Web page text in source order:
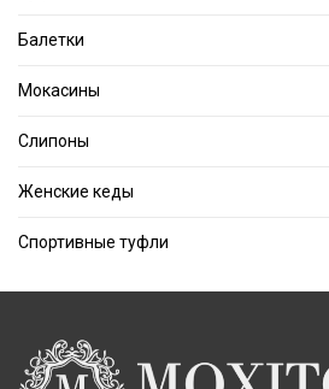
Балетки
Мокасины
Слипоны
Женские кеды
Спортивные туфли